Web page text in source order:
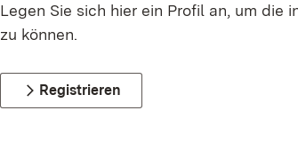
Legen Sie sich hier ein Profil an, um die
zu können.
Registrieren